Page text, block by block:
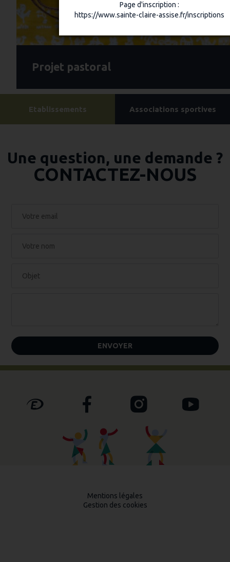
Projet pastoral
Etablissements Associations sportives
Une question, une demande ?
CONTACTEZ-NOUS
Page d'inscription :
https://www.sainte-claire-assise.fr/inscriptions
Mentions légales
Gestion des cookies